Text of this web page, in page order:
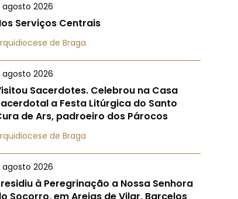
agosto 2026
Serviços Centrais
de Braga
agosto 2026
Sacerdotes. Celebrou na Casa
a Festa Litúrgica do Santo
de Ars, padroeiro dos Párocos
de Braga
agosto 2026
à Peregrinação a Nossa Senhora